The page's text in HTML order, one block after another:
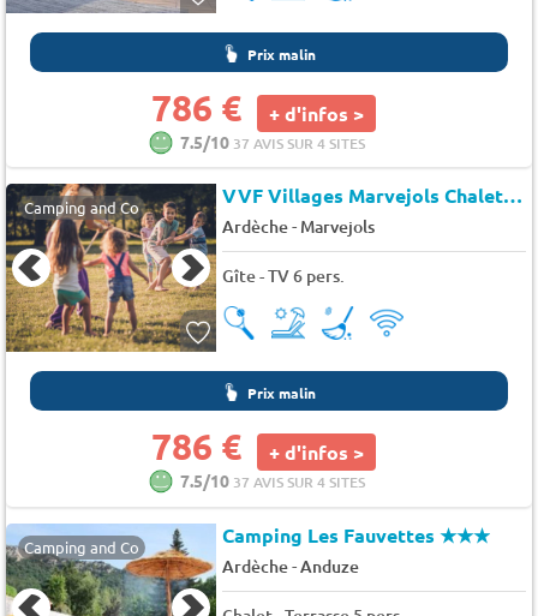
Prix malin
786 € + d'infos >
7.5/10 37 AVIS SUR 4 SITES
Camping and Co VVF Villages Marvejols Chalet 2 personnes
Ardèche- Marvejols
Gîte - TV 6 pers.
Prix malin
786 € + d'infos >
7.5/10 37 AVIS SUR 4 SITES
Camping and Co Camping Les Fauvettes★★★
Ardèche-Anduze